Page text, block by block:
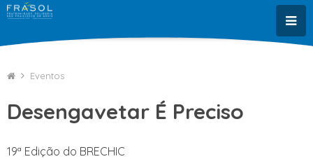
Eventos
Desengavetar É Preciso
19ª Edição do BRECHIC